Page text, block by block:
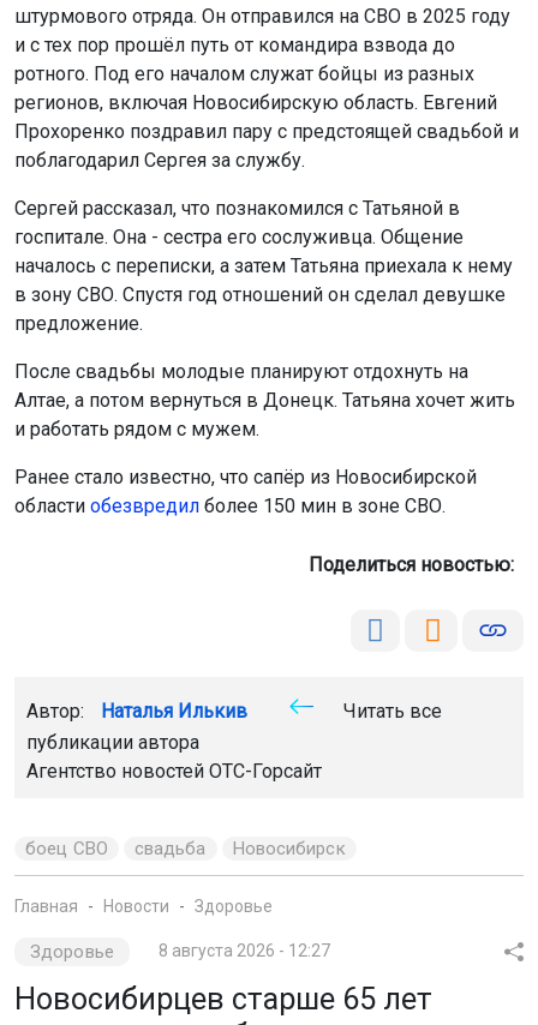
штурмового отряда. Он отправился на СВО в 2025 году
и с тех пор прошёл путь от командира взвода до
ротного. Под его началом служат бойцы из разных
регионов, включая Новосибирскую область. Евгений
Прохоренко поздравил пару с предстоящей свадьбой и
поблагодарил Сергея за службу.
Сергей рассказал, что познакомился с Татьяной в
госпитале. Она - сестра его сослуживца. Общение
началось с переписки, а затем Татьяна приехала к нему
в зону СВО. Спустя год отношений он сделал девушке
предложение.
После свадьбы молодые планируют отдохнуть на
Алтае, а потом вернуться в Донецк. Татьяна хочет жить
и работать рядом с мужем.
Ранее стало известно, что сапёр из Новосибирской
области обезвредил более 150 мин в зоне СВО.
Поделиться новостью:
Автор: Наталья Илькив
Читать все
публикации автора
Агентство новостей ОТС-Горсайт
боец СВО свадьба Новосибирск
Главная Новости Здоровье
Здоровье 8 августа 2026 - 12:27
Новосибирцев старше 65 лет